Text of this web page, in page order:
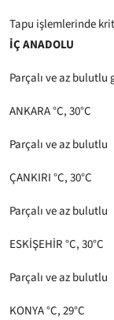
Tapu işlemlerinde
İÇ ANADOLU
Parçalı ve az
ANKARA °C, 30°C
Parçalı ve az bulutlu
ÇANKIRI °C, 30°C
Parçalı ve az bulutlu
ESKİŞEHİR °C, 30°C
Parçalı ve az bulutlu
KONYA °C, 29°C